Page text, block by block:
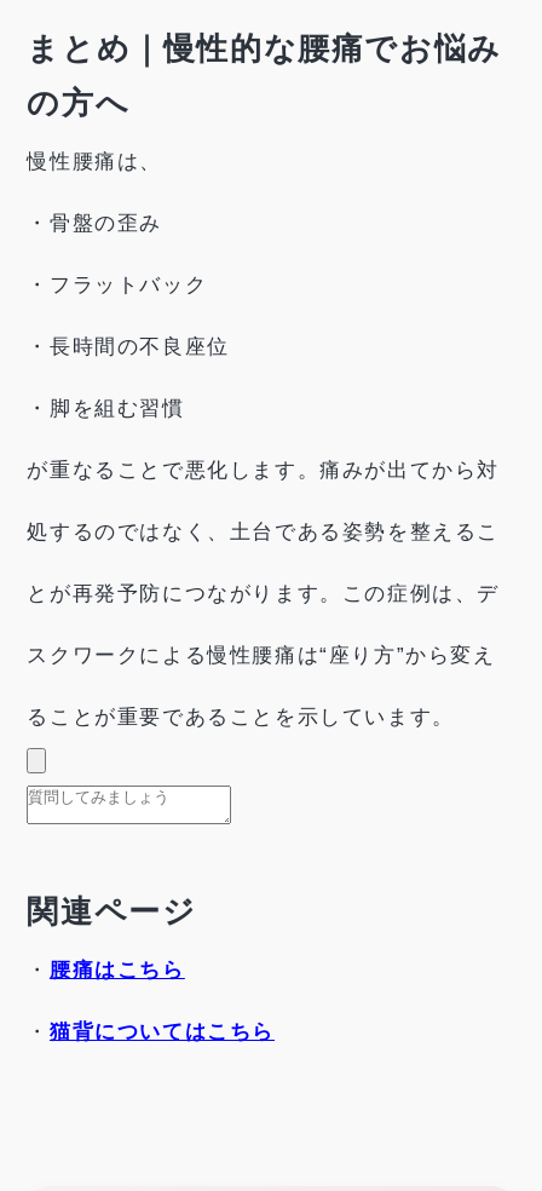
まとめ｜慢性的な腰痛でお悩み
の方へ
慢性腰痛は、
・骨盤の歪み
・フラットバック
・長時間の不良座位
・脚を組む習慣
が重なることで悪化します。痛みが出てから対
処するのではなく、土台である姿勢を整えるこ
とが再発予防につながります。この症例は、デ
スクワークによる慢性腰痛は“座り方”から変え
ることが重要であることを示しています。
関連ページ
・ 腰痛はこちら
・ 猫背についてはこちら